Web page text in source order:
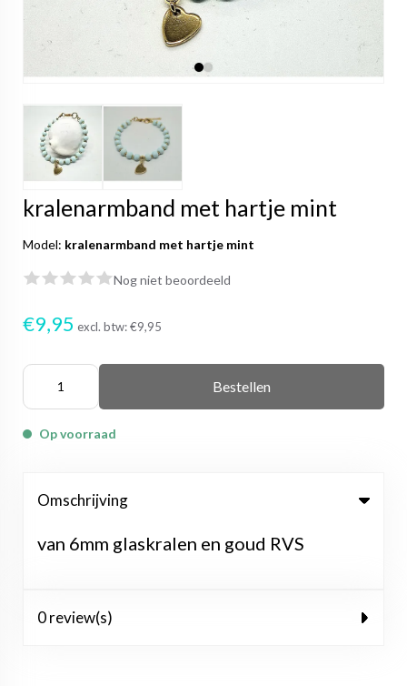
kralenarmband met hartje mint
Model: kralenarmband met hartje mint
Nog niet beoordeeld
€9,95 excl. btw:€9,95
Bestellen
Op voorraad
Omschrijving
van 6mm glaskralen en goud RVS
0 review(s)